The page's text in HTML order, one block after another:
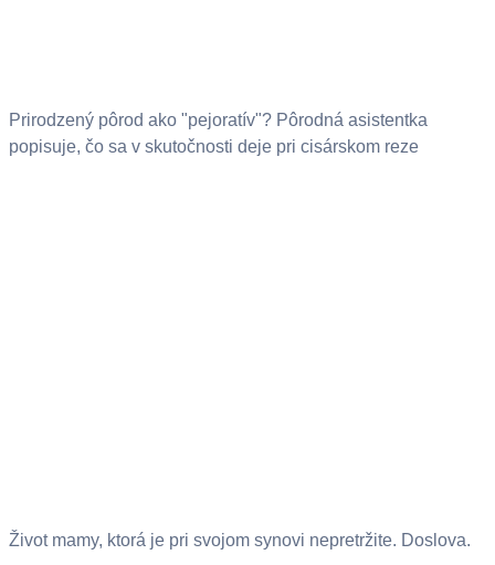
Prirodzený pôrod ako "pejoratív"? Pôrodná asistentka
popisuje, čo sa v skutočnosti deje pri cisárskom reze
Život mamy, ktorá je pri svojom synovi nepretržite. Doslova.